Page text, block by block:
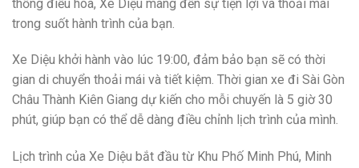
thống điều hoà, Xe Diệu mang đến sự tiện lợi và thoải mái
trong suốt hành trình của bạn.
Xe Diệu khởi hành vào lúc 19:00, đảm bảo bạn sẽ có thời
gian di chuyển thoải mái và tiết kiệm. Thời gian xe đi Sài Gòn
Châu Thành Kiên Giang dự kiến cho mỗi chuyến là 5 giờ 30
phút, giúp bạn có thể dễ dàng điều chỉnh lịch trình của mình.
Lịch trình của Xe Diệu bắt đầu từ Khu Phố Minh Phú, Minh